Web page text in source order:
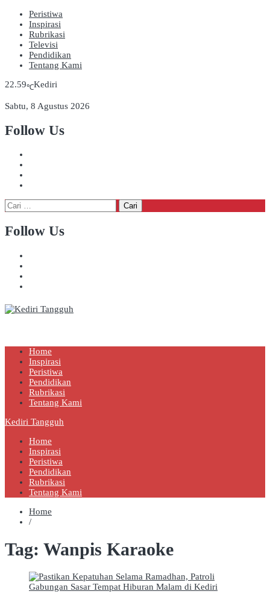
Peristiwa
Inspirasi
Rubrikasi
Televisi
Pendidikan
Tentang Kami
22.59℃Kediri
Sabtu, 8 Agustus 2026
Follow Us
Cari
untuk:
Follow Us
Home
Inspirasi
Peristiwa
Pendidikan
Rubrikasi
Tentang Kami
Kediri Tangguh
Home
Inspirasi
Peristiwa
Pendidikan
Rubrikasi
Tentang Kami
Home
/
Tag: Wanpis Karaoke